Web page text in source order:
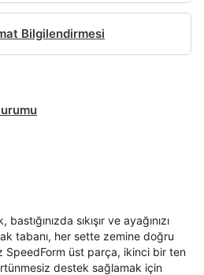
Bilgilendirmesi
sıkışır ve ayağınızı
tabanı, her sette zemine doğru
SpeedForm üst parça, ikinci bir ten
destek sağlamak için
göster